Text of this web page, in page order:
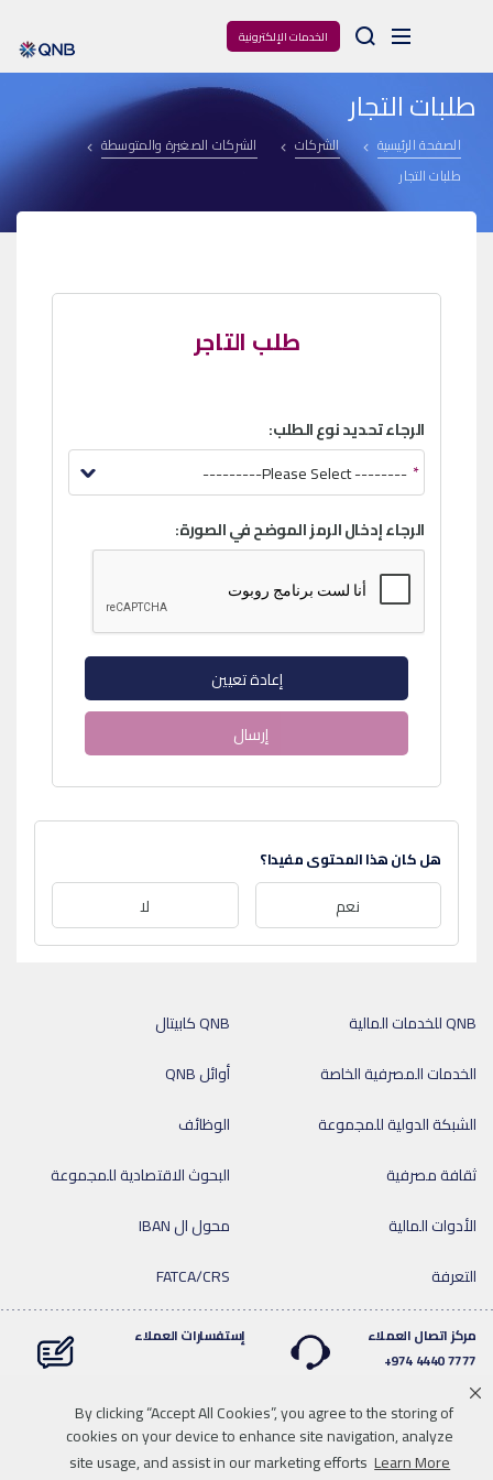
By clicking “Accept All Cookies”, you agree to the storing of
cookies on your device to enhance site navigation, analyze
site usage, and assist in our marketing efforts Learn More
الخدمات الإلكترونية Arama
طلبات التجار
الصفحة الرئيسية الشركات
الشركات الصغيرة والمتوسطة
طلبات التجار
طلب التاجر
الرجاء تحديد نوع الطلب:
-------- Please Select---------
الرجاء إدخال الرمز الموضح في الصورة:
إعادة تعيين
إرسال
هل كان هذا المحتوى مفيدا؟
نعم لا
QNB كابيتال
QNB للخدمات المالية
أوائل QNB
الخدمات المصرفية الخاصة
الوظائف
الشبكة الدولية للمجموعة
البحوث الاقتصادية للمجموعة
ثقافة مصرفية
محول ال IBAN
الأدوات المالية
FATCA/CRS
التعرفة
مركز اتصال العملاء
7777 4440 974+
إستفسارات العملاء
LinkedinInstagramfacebookWhatsapp
twitteryoutube